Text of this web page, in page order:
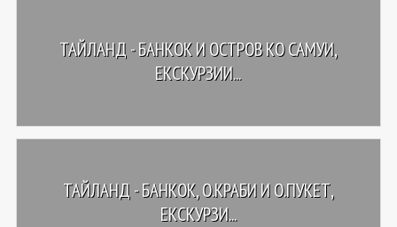
ТАЙЛАНД - БАНКОК И ОСТРОВ КО САМУИ,
ЕКСКУРЗИИ...
ТАЙЛАНД - БАНКОК, О.КРАБИ И О.ПУКЕТ,
ЕКСКУРЗИ...